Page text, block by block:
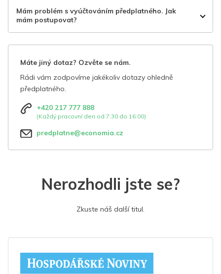
Mám problém s vyúčtováním předplatného. Jak
mám postupovat?
Máte jiný dotaz? Ozvěte se nám.
Rádi vám zodpovíme jakékoliv dotazy ohledně
předplatného.
+420 217 777 888
(Každý pracovní den od 7:30 do 16:00)
predplatne@economia.cz
Nerozhodli jste se?
Zkuste náš další titul.